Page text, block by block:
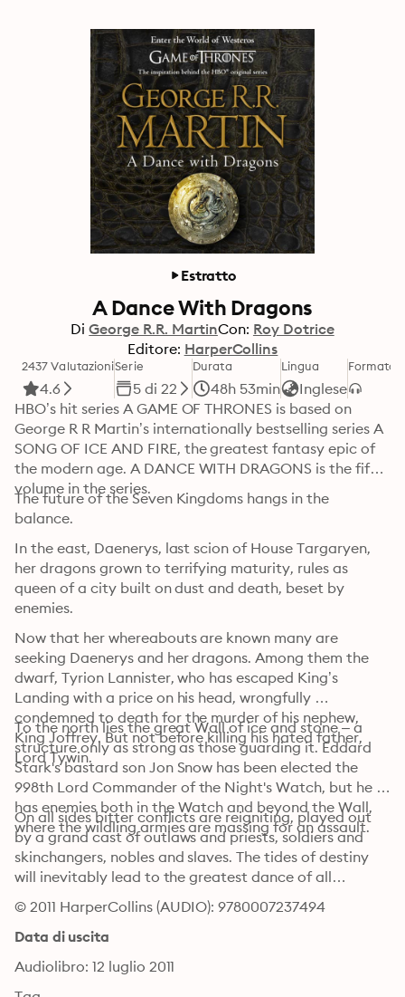
Estratto
A Dance With Dragons
Di George R.R. MartinCon: Roy Dotrice
Editore: HarperCollins
2437 Valutazioni
4.6
Serie
5 di 22
Durata
48h 53min
Lingua
Inglese
Formato
HBO’s hit series A GAME OF THRONES is based on
George R R Martin’s internationally bestselling series A
SONG OF ICE AND FIRE, the greatest fantasy epic of
the modern age. A DANCE WITH DRAGONS is the fifth
volume in the series.
The future of the Seven Kingdoms hangs in the
balance.
In the east, Daenerys, last scion of House Targaryen,
her dragons grown to terrifying maturity, rules as
queen of a city built on dust and death, beset by
enemies.
Now that her whereabouts are known many are
seeking Daenerys and her dragons. Among them the
dwarf, Tyrion Lannister, who has escaped King’s
Landing with a price on his head, wrongfully
condemned to death for the murder of his nephew,
King Joffrey. But not before killing his hated father,
Lord Tywin.
To the north lies the great Wall of ice and stone – a
structure only as strong as those guarding it. Eddard
Stark's bastard son Jon Snow has been elected the
998th Lord Commander of the Night's Watch, but he
has enemies both in the Watch and beyond the Wall,
where the wildling armies are massing for an assault.
On all sides bitter conflicts are reigniting, played out
by a grand cast of outlaws and priests, soldiers and
skinchangers, nobles and slaves. The tides of destiny
will inevitably lead to the greatest dance of all…
© 2011 HarperCollins (AUDIO): 9780007237494
Data di uscita
Audiolibro: 12 luglio 2011